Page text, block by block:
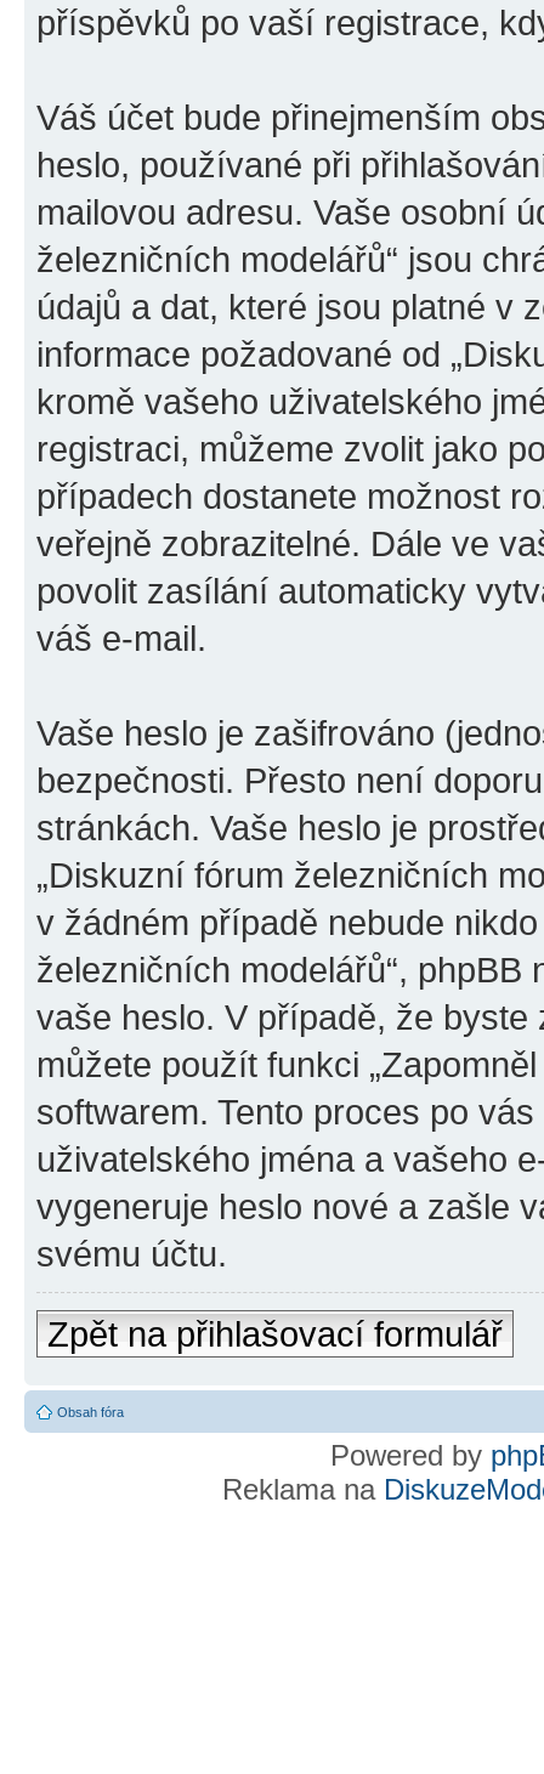
příspěvků po vaší registrace,
Váš účet bude přinejmenším
heslo, používané při
mailovou adresu. Vaše osobní
železničních modelářů“ jsou
údajů a dat, které jsou platné v
informace požadované od
kromě vašeho uživatelského
registraci, můžeme zvolit jako
případech dostanete možnost
veřejně zobrazitelné. Dále ve
povolit zasílání automaticky
váš e-mail.
Vaše heslo je zašifrováno
bezpečnosti. Přesto není
stránkách. Vaše heslo je
„Diskuzní fórum železničních
v žádném případě nebude
železničních modelářů“,
vaše heslo. V případě, že
můžete použít funkci
softwarem. Tento proces po
uživatelského jména a vašeho
vygeneruje heslo nové a zašle
svému účtu.
Zpět na přihlašovací formulář
Obsah fóra
Powered by
Reklama na